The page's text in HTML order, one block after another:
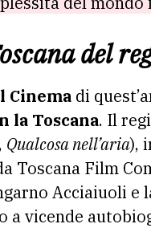
del
Cinema di
la Toscana. Il
Qualcosa nell’aria),
Toscana Film
Acciaiuoli e
a vicende